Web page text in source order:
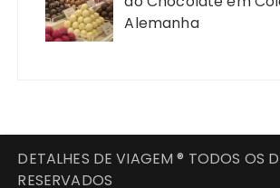
Alemanha
DETALHES DE VIAGEM ® TODOS OS
RESERVADOS